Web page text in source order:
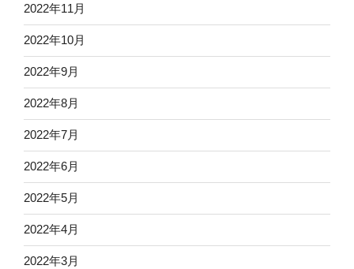
2022年11月
2022年10月
2022年9月
2022年8月
2022年7月
2022年6月
2022年5月
2022年4月
2022年3月